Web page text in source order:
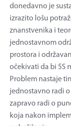
donedavno je
izrazito lošu
znanstvenika i
jednostavnom
prostora i
očekivati da bi 5S
Problem nastaje
jednostavno radi o
zapravo radi o
koja nakon